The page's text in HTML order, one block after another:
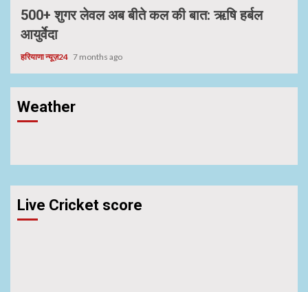
500+ शुगर लेवल अब बीते कल की बात: ऋषि हर्बल
आयुर्वेदा
हरियाणा न्यूज़24 7 months ago
Weather
Live Cricket score